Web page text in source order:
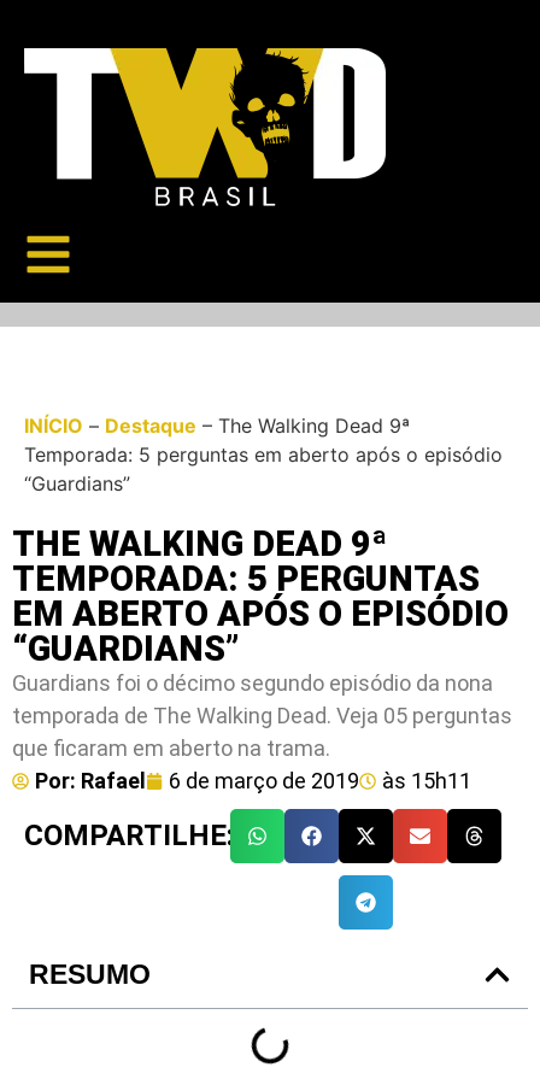
INÍCIO – Destaque – The Walking Dead 9ª
Temporada: 5 perguntas em aberto após o episódio
“Guardians”
THE WALKING DEAD 9ª
TEMPORADA: 5 PERGUNTAS
EM ABERTO APÓS O EPISÓDIO
“GUARDIANS”
Guardians foi o décimo segundo episódio da nona
temporada de The Walking Dead. Veja 05 perguntas
que ficaram em aberto na trama.
Por: Rafael 6 de março de 2019 às 15h11
COMPARTILHE:
RESUMO